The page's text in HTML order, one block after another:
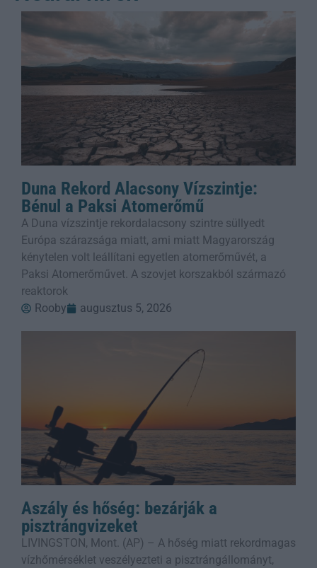
Duna Rekord Alacsony Vízszintje:
Bénul a Paksi Atomerőmű
A Duna vízszintje rekordalacsony szintre süllyedt
Európa szárazsága miatt, ami miatt Magyarország
kénytelen volt leállítani egyetlen atomerőművét, a
Paksi Atomerőművet. A szovjet korszakból származó
reaktorok
Rooby
augusztus 5, 2026
Aszály és hőség: bezárják a
pisztrángvizeket
LIVINGSTON, Mont. (AP) – A hőség miatt rekordmagas
vízhőmérséklet veszélyezteti a pisztrángállományt,